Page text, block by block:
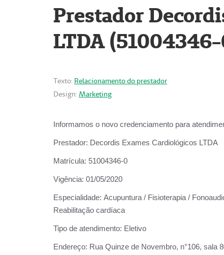
Prestador
LTDA
Texto: Relacionamento do prestador
Design: Marketing
Informamos o novo credenciamento para
Prestador: Decordis Exames Cardiológicos LTDA
Matrícula: 51004346-0
Vigência: 01/05/2020
Especialidade: Acupuntura / Fisioterapia /
Reabilitação cardíaca
Tipo de atendimento: Eletivo
Endereço: Rua Quinze de Novembro, n°106, sala